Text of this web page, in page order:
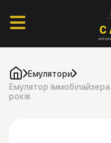
Емулятори
Емулятор
років